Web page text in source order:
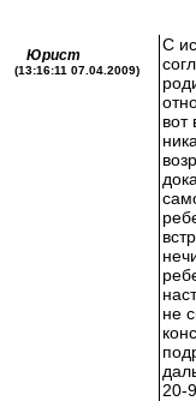
Юрист
(13:16:11 07.04.2009)
С
вот
не
20-